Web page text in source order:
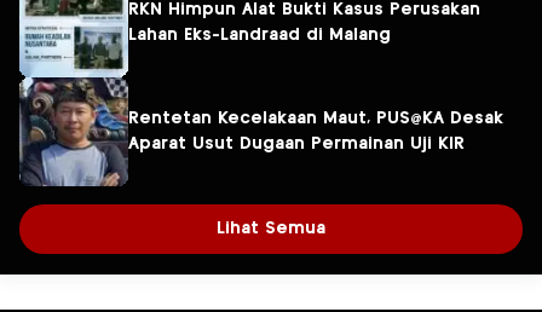
RKN Himpun Alat Bukti Kasus Perusakan
Lahan Eks-Landraad di Malang
Rentetan Kecelakaan Maut, PUS@KA Desak
Aparat Usut Dugaan Permainan Uji KIR
Lihat Semua